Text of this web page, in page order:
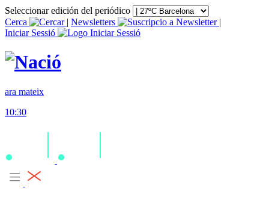
Seleccionar edición del periódico
Cerca
| Newsletters
|
Iniciar Sessió
ara mateix
10:30